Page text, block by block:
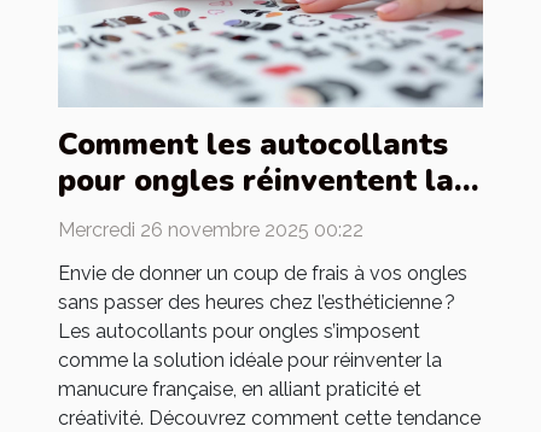
Comment les autocollants
pour ongles réinventent la
manucure française ?
Mercredi 26 novembre 2025 00:22
Envie de donner un coup de frais à vos ongles
sans passer des heures chez l’esthéticienne ?
Les autocollants pour ongles s’imposent
comme la solution idéale pour réinventer la
manucure française, en alliant praticité et
créativité. Découvrez comment cette tendance